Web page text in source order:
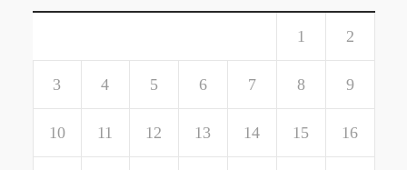
1 2
3 4 5 6 7 8 9
10 11 12 13 14 15 16